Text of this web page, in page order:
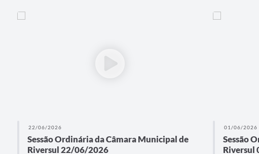
22/06/2026
Sessão Ordinária da Câmara Municipal de
Riversul 22/06/2026
01/06/2026
Sessão
Riversul